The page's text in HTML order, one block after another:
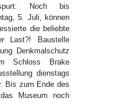
Noch bis
5. Juli, können
die beliebte
Last?! Baustelle
Denkmalschutz
Schloss Brake
dienstags
Bis zum Ende des
Museum noch